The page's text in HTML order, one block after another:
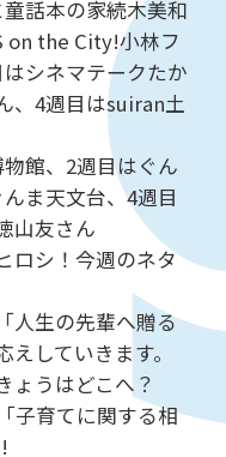
話本の家続木美和
on the City!小林フ
シネマテークたか
、4週目はsuiran土
館、2週目はぐん
ま天文台、4週目
山友さん
ロシ！今週のネタ
人生の先輩へ贈る
していきます。
うはどこへ？
子育てに関する相